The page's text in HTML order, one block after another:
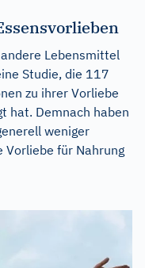
Lebensmittel
Studie, die 117
zu ihrer Vorliebe
hat. Demnach haben
weniger
für Nahrung